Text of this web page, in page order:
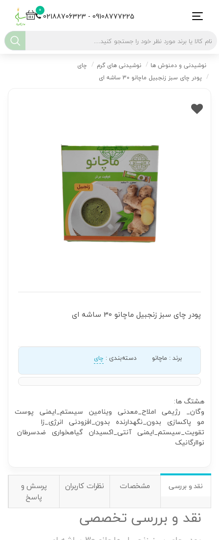
0
02188706323 - 09108777225
نوشیدنی و دمنوش ها نوشیدنی های گرم
چای
پودر چای سبز زنجبیل ماچانو 30 ساشه ای
پودر چای سبز زنجبیل ماچانو 30 ساشه ای
برند: ماچانو دسته‌بندی : چای
هشتگ ها:
وگان_ رژیمی املاح_معدنی وینامین سیستم_ایمنی پوست
مو پاکسازی بدون_نگهدارنده بدون_افزودنی انرژی_زا
تقویت_سیستم_ایمنی آنتی_اکسیدان گیاهخواری ضدسرطان
نواارگانیک
نقد و بررسی مشخصات نظرات کاربران
پرسش و
پاسخ
نقد و بررسی تخصصی